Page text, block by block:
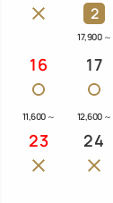
2
17,900 ～
16
11,600 ～
17
12,600 ～
23 24